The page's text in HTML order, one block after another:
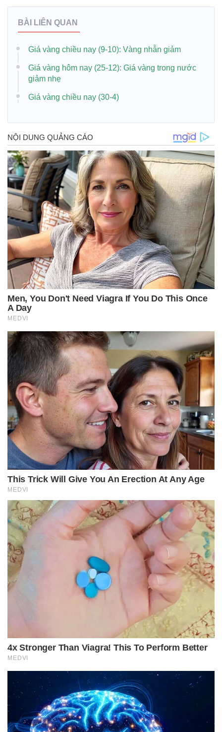
BÀI LIÊN QUAN
Giá vàng chiều nay (9-10): Vàng nhẫn giảm
Giá vàng hôm nay (25-12): Giá vàng trong nước
giảm nhẹ
Giá vàng chiều nay (30-4)